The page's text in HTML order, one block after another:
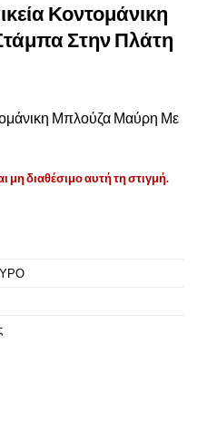
Κοντομάνικη
Στην Πλάτη
Μπλούζα Μαύρη Με
μη διαθέσιμο αυτή τη στιγμή.